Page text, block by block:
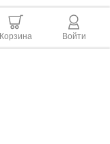
Корзина Войти